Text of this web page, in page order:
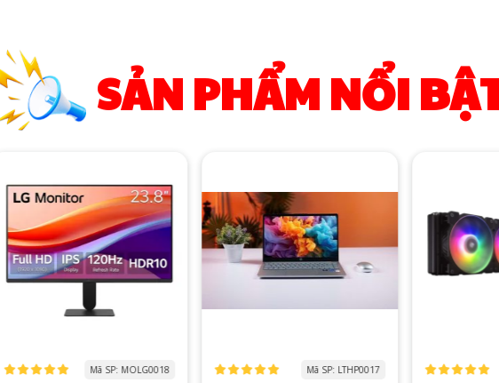
SẢN PHẨM NỔI
Mã SP: MOLG0018 Mã SP: LTHP0017